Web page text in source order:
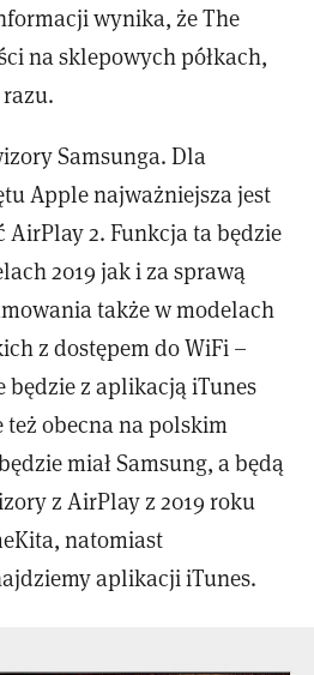
wynika, że The
na sklepowych półkach,
Samsunga. Dla
Apple najważniejsza jest
AirPlay 2. Funkcja ta będzie
2019 jak i za sprawą
także w modelach
z dostępem do WiFi –
będzie z aplikacją iTunes
też obecna na polskim
miał Samsung, a będą
z AirPlay z 2019 roku
natomiast
aplikacji iTunes.